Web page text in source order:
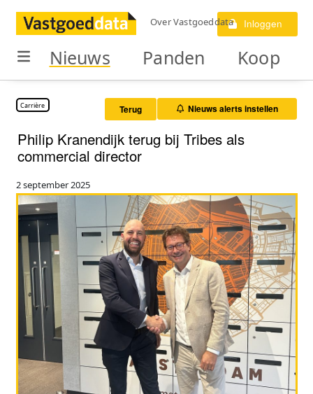
Over Vastgoeddata Inloggen
Nieuws Panden Koop
Carrière Terug Nieuws alerts instellen
Philip Kranendijk terug bij Tribes als
commercial director
2 september 2025